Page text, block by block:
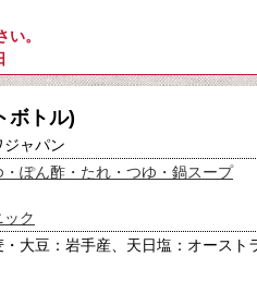
い。
ボトル)
ジャパン
・ぽん酢・たれ・つゆ・鍋スープ
ック
・大豆：岩手産、天日塩：オースト